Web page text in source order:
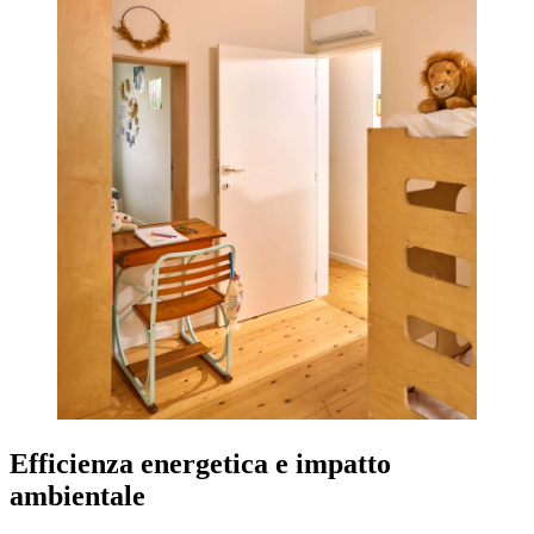
Efficienza energetica e impatto
ambientale